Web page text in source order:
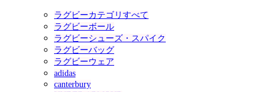
ラグビーカテゴリすべて
ラグビーボール
ラグビーシューズ・スパイク
ラグビーバッグ
ラグビーウェア
adidas
canterbury